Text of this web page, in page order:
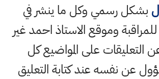
بشكل رسمي وكل ما ينشر في
وموقع الاستاذ احمد غير
على المواضيع كل
نفسه عند كتابة التعليق